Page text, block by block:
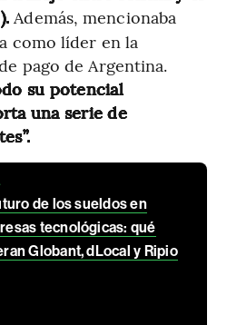
). Además, mencionaba
como líder en la
pago de Argentina.
su potencial
una serie de
de los sueldos en
tecnológicas: qué
Globant, dLocal y Ripio